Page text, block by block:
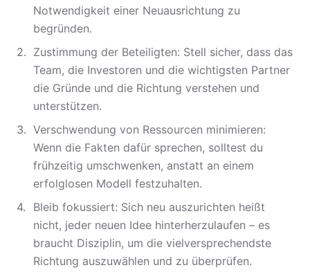
Notwendigkeit einer Neuausrichtung zu
begründen.
Zustimmung der Beteiligten: Stell sicher, dass das
Team, die Investoren und die wichtigsten Partner
die Gründe und die Richtung verstehen und
unterstützen.
Verschwendung von Ressourcen minimieren:
Wenn die Fakten dafür sprechen, solltest du
frühzeitig umschwenken, anstatt an einem
erfolglosen Modell festzuhalten.
Bleib fokussiert: Sich neu auszurichten heißt
nicht, jeder neuen Idee hinterherzulaufen – es
braucht Disziplin, um die vielversprechendste
Richtung auszuwählen und zu überprüfen.